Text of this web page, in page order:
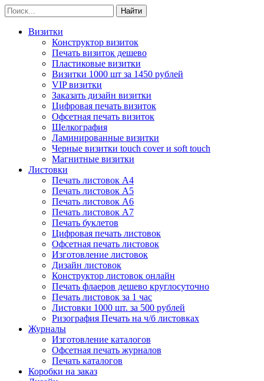
Визитки
Конструктор визиток
Печать визиток дешево
Пластиковые визитки
Визитки 1000 шт за 1450 рублей
VIP визитки
Заказать дизайн визитки
Цифровая печать визиток
Офсетная печать визиток
Шелкография
Ламинированные визитки
Черные визитки touch cover и soft touch
Магнитные визитки
Листовки
Печать листовок А4
Печать листовок А5
Печать листовок А6
Печать листовок А7
Печать буклетов
Цифровая печать листовок
Офсетная печать листовок
Изготовление листовок
Дизайн листовок
Конструктор листовок онлайн
Печать флаеров дешево круглосуточно
Печать листовок за 1 час
Листовки 1000 шт. за 500 рублей
Ризография Печать на ч/б листовках
Журналы
Изготовление каталогов
Офсетная печать журналов
Печать каталогов
Коробки на заказ